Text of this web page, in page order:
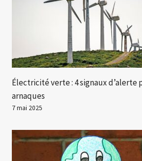
Électricité verte : 4 signaux d’alerte
arnaques
7 mai 2025